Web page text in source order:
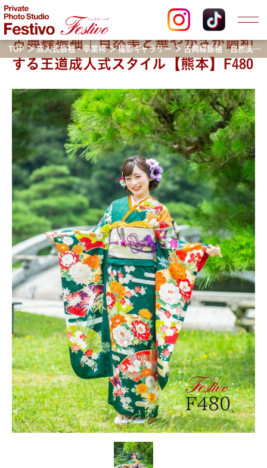
TOP 成人式振袖・卒業袴 撮影ギャラリー 古典緑振袖｜自然美と華やかさが調和する王道成人式スタイル【熊本】F480
古典緑振袖｜自然美と華やかさが調和
する王道成人式スタイル【熊本】F480